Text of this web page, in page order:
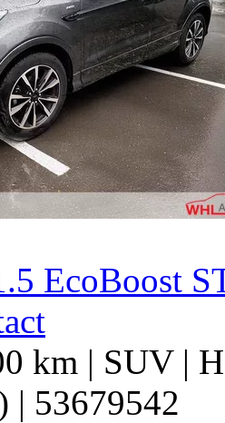
EcoBoost
km | SUV|
| 53679542